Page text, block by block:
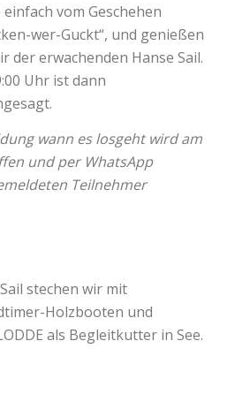
vom Geschehen
wer-Guckt“, und genießen
der erwachenden Hanse Sail.
Uhr ist dann
wann es losgeht wird am
und per WhatsApp
Teilnehmer
stechen wir mit
Holzbooten und
als Begleitkutter in See.